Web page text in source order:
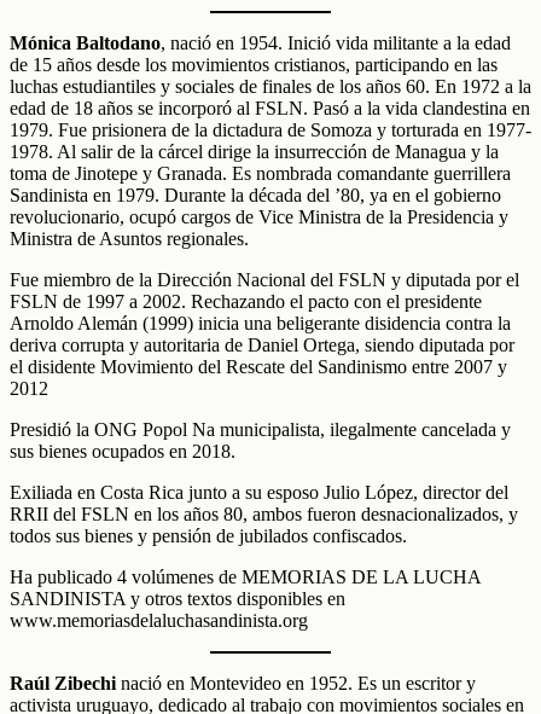
Mónica Baltodano, nació en 1954. Inició vida militante a la edad
de 15 años desde los movimientos cristianos, participando en las
luchas estudiantiles y sociales de finales de los años 60. En 1972 a la
edad de 18 años se incorporó al FSLN. Pasó a la vida clandestina en
1979. Fue prisionera de la dictadura de Somoza y torturada en 1977-
1978. Al salir de la cárcel dirige la insurrección de Managua y la
toma de Jinotepe y Granada. Es nombrada comandante guerrillera
Sandinista en 1979. Durante la década del ’80, ya en el gobierno
revolucionario, ocupó cargos de Vice Ministra de la Presidencia y
Ministra de Asuntos regionales.
Fue miembro de la Dirección Nacional del FSLN y diputada por el
FSLN de 1997 a 2002. Rechazando el pacto con el presidente
Arnoldo Alemán (1999) inicia una beligerante disidencia contra la
deriva corrupta y autoritaria de Daniel Ortega, siendo diputada por
el disidente Movimiento del Rescate del Sandinismo entre 2007 y
2012
Presidió la ONG Popol Na municipalista, ilegalmente cancelada y
sus bienes ocupados en 2018.
Exiliada en Costa Rica junto a su esposo Julio López, director del
RRII del FSLN en los años 80, ambos fueron desnacionalizados, y
todos sus bienes y pensión de jubilados confiscados.
Ha publicado 4 volúmenes de MEMORIAS DE LA LUCHA
SANDINISTA y otros textos disponibles en
www.memoriasdelaluchasandinista.org
Raúl Zibechinació en Montevideo en 1952. Es un escritor y
activista uruguayo, dedicado al trabajo con movimientos sociales en